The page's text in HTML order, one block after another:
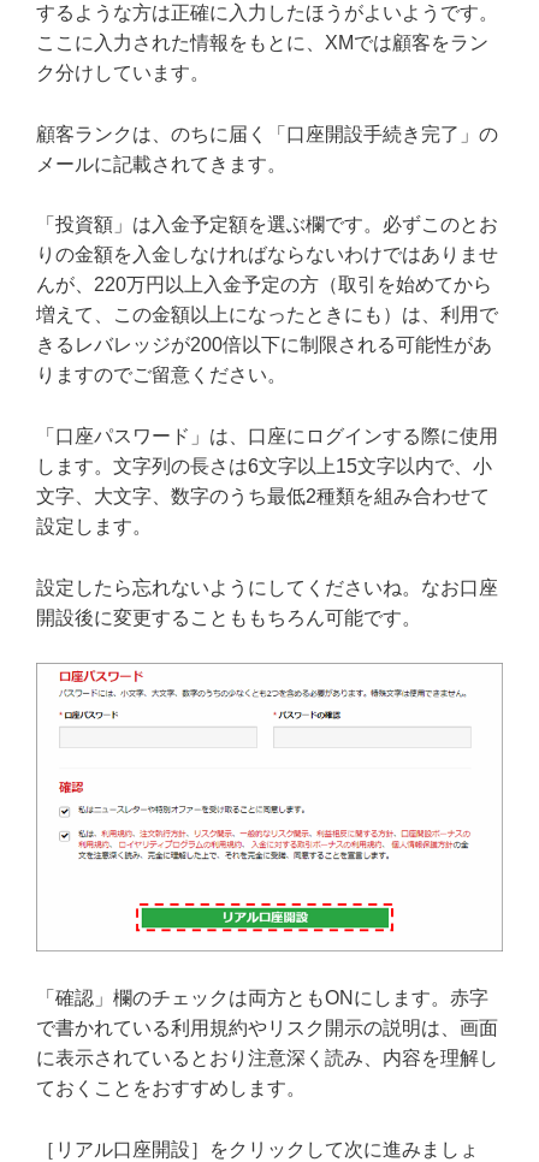
するような方は正確に入力したほうがよいようです。
ここに入力された情報をもとに、XMでは顧客をラン
ク分けしています。
顧客ランクは、のちに届く「口座開設手続き完了」の
メールに記載されてきます。
「投資額」は入金予定額を選ぶ欄です。必ずこのとお
りの金額を入金しなければならないわけではありませ
んが、220万円以上入金予定の方（取引を始めてから
増えて、この金額以上になったときにも）は、利用で
きるレバレッジが200倍以下に制限される可能性があ
りますのでご留意ください。
「口座パスワード」は、口座にログインする際に使用
します。文字列の長さは6文字以上15文字以内で、小
文字、大文字、数字のうち最低2種類を組み合わせて
設定します。
設定したら忘れないようにしてくださいね。なお口座
開設後に変更することももちろん可能です。
「確認」欄のチェックは両方ともONにします。赤字
で書かれている利用規約やリスク開示の説明は、画面
に表示されているとおり注意深く読み、内容を理解し
ておくことをおすすめします。
［リアル口座開設］をクリックして次に進みましょ